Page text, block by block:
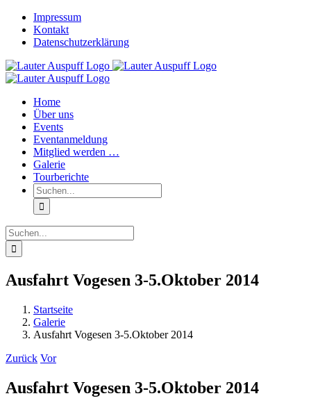
Zum
Inhalt
springen
Impressum
Kontakt
Datenschutzerklärung
Home
Über uns
Events
Eventanmeldung
Mitglied werden …
Galerie
Tourberichte
Suche
nach:
Suche
nach:
Ausfahrt Vogesen 3-5.Oktober 2014
Startseite
Galerie
Ausfahrt Vogesen 3-5.Oktober 2014
Zurück Vor
Ausfahrt Vogesen 3-5.Oktober 2014